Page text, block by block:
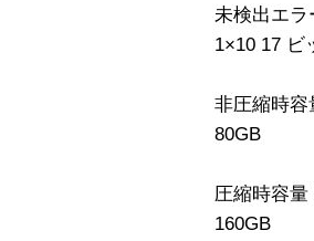
未検出エラ
1×10 17 ビ
非圧縮時容
80GB
圧縮時容量
160GB